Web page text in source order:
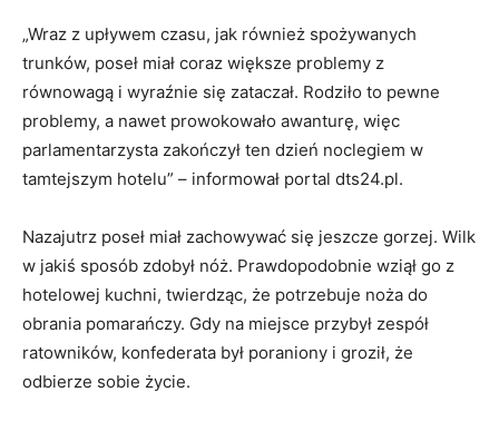
„Wraz z upływem czasu, jak również spożywanych
trunków, poseł miał coraz większe problemy z
równowagą i wyraźnie się zataczał. Rodziło to pewne
problemy, a nawet prowokowało awanturę, więc
parlamentarzysta zakończył ten dzień noclegiem w
tamtejszym hotelu” – informował portal dts24.pl.
Nazajutrz poseł miał zachowywać się jeszcze gorzej. Wilk
w jakiś sposób zdobył nóż. Prawdopodobnie wziął go z
hotelowej kuchni, twierdząc, że potrzebuje noża do
obrania pomarańczy. Gdy na miejsce przybył zespół
ratowników, konfederata był poraniony i groził, że
odbierze sobie życie.